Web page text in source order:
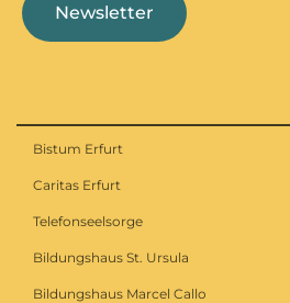
Newsletter
Bistum Erfurt
Caritas Erfurt
Telefonseelsorge
Bildungshaus St. Ursula
Bildungshaus Marcel Callo